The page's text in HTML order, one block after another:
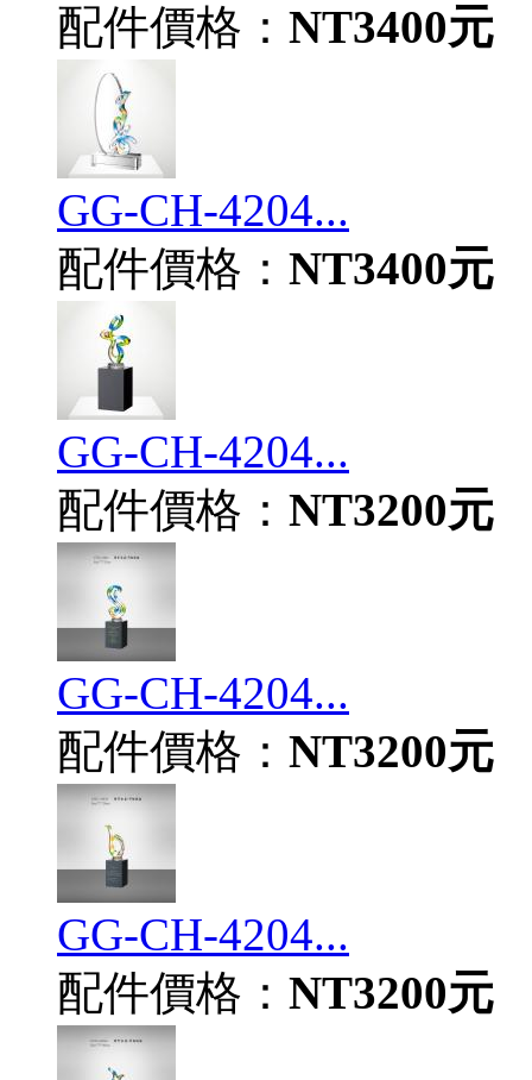
配件價格： NT3400元
GG-CH-4204...
配件價格： NT3400元
GG-CH-4204...
配件價格： NT3200元
GG-CH-4204...
配件價格： NT3200元
GG-CH-4204...
配件價格： NT3200元